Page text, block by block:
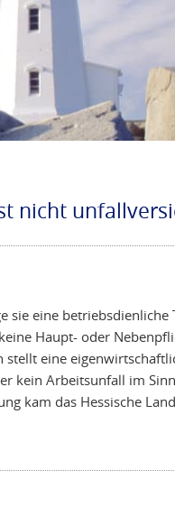
nicht
sie eine betriebsdienliche
Haupt- oder
stellt eine
kein Arbeitsunfall im
kam das Hessische